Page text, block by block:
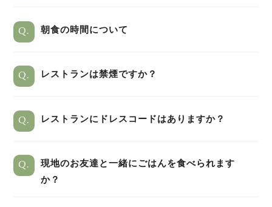
Q. 朝食の時間について
Q. レストランは禁煙ですか？
Q. レストランにドレスコードはありますか？
Q.
現地のお友達と一緒にごはんを食べられます
か？